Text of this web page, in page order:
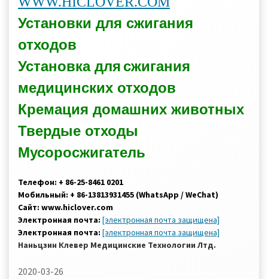
Установки для сжигания
отходов
Установка для сжигания
медицинских отходов
Кремация домашних животных
Твердые отходы
Мусоросжигатель
Телефон: + 86-25-8461 0201
Мобильный: + 86-13813931455 (WhatsApp / WeChat)
Сайт: www.hiclover.com
Электронная почта: [электронная почта защищена]
Электронная почта: [электронная почта защищена]
Наньцзин Клевер Медицинские Технологии Лтд.
2020-03-26